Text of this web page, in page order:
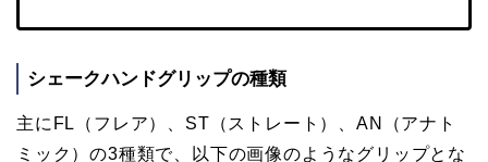
シェークハンドグリップの種類
主にFL（フレア）、ST（ストレート）、AN（アナト
ミック）の3種類で、以下の画像のようなグリップとな